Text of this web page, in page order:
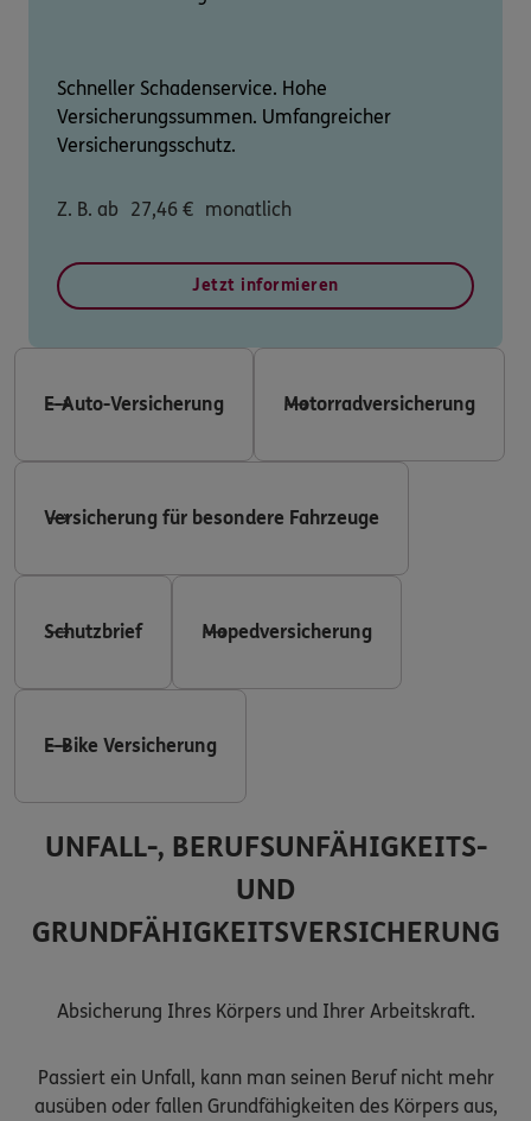
Schneller Schadenservice. Hohe
Versicherungssummen. Umfangreicher
Versicherungsschutz.
Z. B. ab 27,46 € monatlich
Jetzt informieren
E-Auto-Versicherung Motorradversicherung
Versicherung für besondere Fahrzeuge
Schutzbrief Mopedversicherung
E-Bike Versicherung
UNFALL-, BERUFSUNFÄHIGKEITS-
UND
GRUNDFÄHIGKEITSVERSICHERUNG
Absicherung Ihres Körpers und Ihrer Arbeitskraft.
Passiert ein Unfall, kann man seinen Beruf nicht mehr
ausüben oder fallen Grundfähigkeiten des Körpers aus,